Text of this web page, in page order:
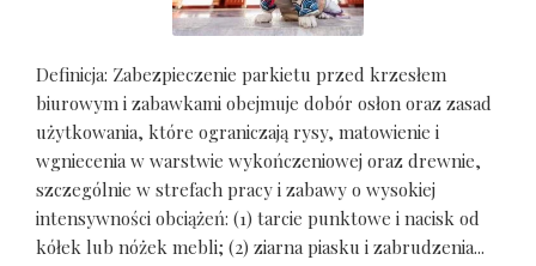
Definicja: Zabezpieczenie parkietu przed krzesłem
biurowym i zabawkami obejmuje dobór osłon oraz zasad
użytkowania, które ograniczają rysy, matowienie i
wgniecenia w warstwie wykończeniowej oraz drewnie,
szczególnie w strefach pracy i zabawy o wysokiej
intensywności obciążeń: (1) tarcie punktowe i nacisk od
kółek lub nóżek mebli; (2) ziarna piasku i zabrudzenia...